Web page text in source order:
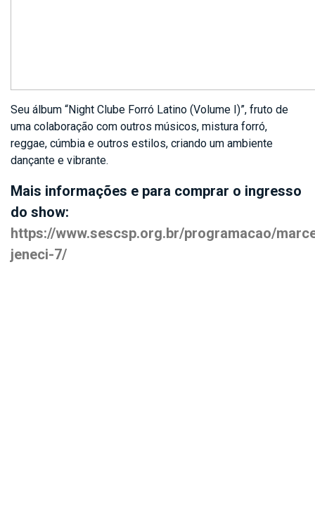
Seu álbum “Night Clube Forró Latino (Volume I)”, fruto de
uma colaboração com outros músicos, mistura forró,
reggae, cúmbia e outros estilos, criando um ambiente
dançante e vibrante.
Mais informações e para comprar o ingresso
do show:
https://www.sescsp.org.br/programacao/
jeneci-7/